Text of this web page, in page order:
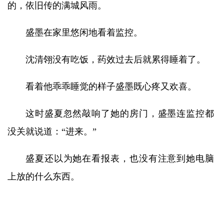
的，依旧传的满城风雨。
盛墨在家里悠闲地看着监控。
沈清翎没有吃饭，药效过去后就累得睡着了。
看着他乖乖睡觉的样子盛墨既心疼又欢喜。
这时盛夏忽然敲响了她的房门，盛墨连监控都
没关就说道：“进来。”
盛夏还以为她在看报表，也没有注意到她电脑
上放的什么东西。